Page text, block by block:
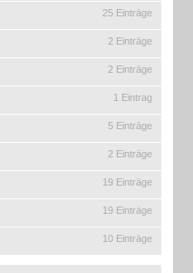
25 Einträge
2 Einträge
2 Einträge
1 Eintrag
5 Einträge
2 Einträge
19 Einträge
19 Einträge
10 Einträge